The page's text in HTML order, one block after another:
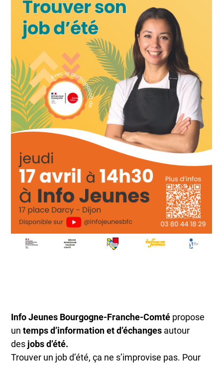
Info Jeunes Bourgogne-Franche-Comté propose
untemps d’information et d’échanges autour
des jobs d’été.
Trouver un job d’été, ça ne s’improvise pas. Pour